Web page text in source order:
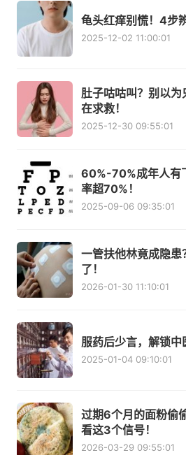
龟头红痒别慌！4步
2025-12-02 11:00:01
肚子咕咕叫？别以
在求救！
2025-12-30 09:55:01
60%-70%成年人有
率超70%！
2025-09-06 09:35:01
一管扶他林竟成隐
了！
2026-01-30 11:10:01
服药后少言，解锁
2025-01-04 09:10:01
过期6个月的面粉偷
看这3个信号！
2026-03-29 09:55:01